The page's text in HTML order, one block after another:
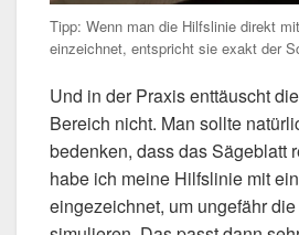
Tipp: Wenn man die Hilfslinie direkt
einzeichnet, entspricht sie exakt der
Und in der Praxis enttäuscht
Bereich nicht. Man sollte
bedenken, dass das Sägeblatt
habe ich meine Hilfslinie mit
eingezeichnet, um ungefähr